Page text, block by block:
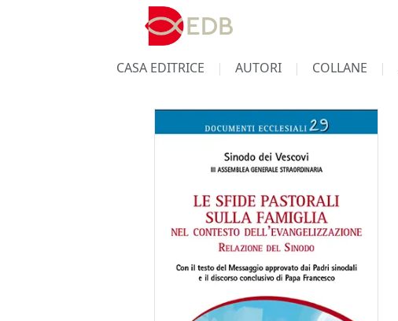
CASA EDITRICE AUTORI COLLANE